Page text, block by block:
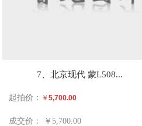
7、北京现代 蒙L508...
起拍价： ￥ 5,700.00
成交价： ￥5,700.00